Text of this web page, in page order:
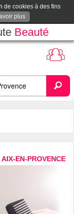
de cookies à des fins
plus
Beauté
AIX-EN-PROVENCE